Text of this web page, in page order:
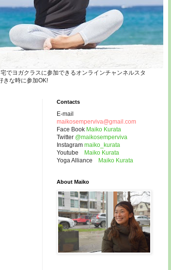
でヨガクラスに参加できるオンラインチャンネルスタ
きな時に参加OK!
Contacts
E-mail
maikosemperviva@gmail.com
Face Book Maiko Kurata
Twitter @maikosemperviva
Instagram maiko_kurata
Youtube
Maiko Kurata
Yoga Alliance
Maiko Kurata
About Maiko